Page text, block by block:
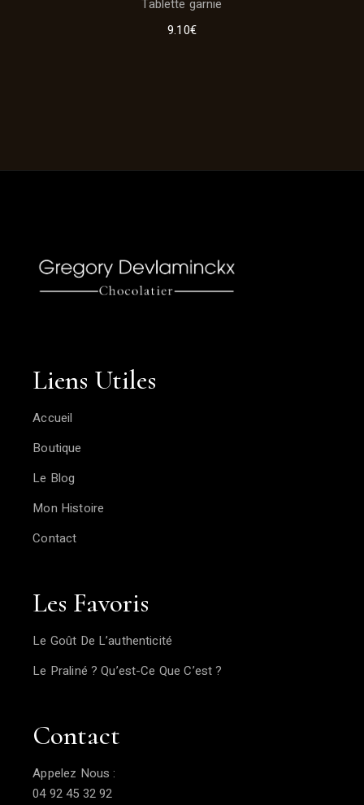
Tablette garnie
9.10€
Liens Utiles
Accueil
Boutique
Le Blog
Mon Histoire
Contact
Les Favoris
Le Goût De L’authenticité
Le Praliné ? Qu’est-Ce Que C’est ?
Contact
Appelez Nous :
04 92 45 32 92